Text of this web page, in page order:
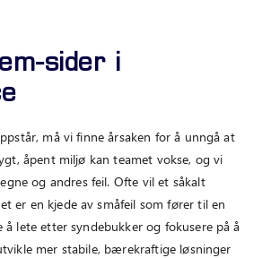
sider i
må vi finne årsaken for å unngå at
åpent miljø kan teamet vokse, og vi
og andres feil. Ofte vil et såkalt
er en kjede av småfeil som fører til en
å lete etter syndebukker og fokusere på å
mer stabile, bærekraftige løsninger